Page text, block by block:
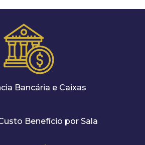
Bancária e Caixas
Benefício por Sala